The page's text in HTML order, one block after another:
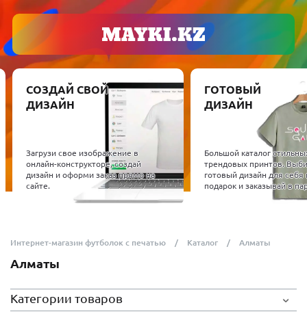
СОЗДАЙ СВОЙ
ДИЗАЙН
Загрузи свое изображение в
онлайн-конструкторе, создай
дизайн и оформи заказ прямо на
сайте.
ГОТОВЫЙ
ДИЗАЙН
Большой каталог
трендовых принтов.
готовый дизайн для себя
подарок и заказывай в
Интернет-магазин футболок с печатью Каталог Алматы
Алматы
Категории товаров